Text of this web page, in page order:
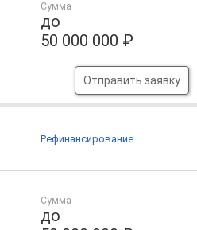
Сумма
до
50 000 000 ₽
Отправить заявку
Сумма
до
Рефинансирование